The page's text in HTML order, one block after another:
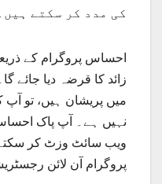
کی مدد کر سکتے ہیں۔
زائد کا قرضہ دیا جائے
میں پریشان ہیں، تو
نہیں ہے۔ آپ پاک
ویب سائٹ وزٹ کر
پروگرام آن لائن رجسٹریشن فارم